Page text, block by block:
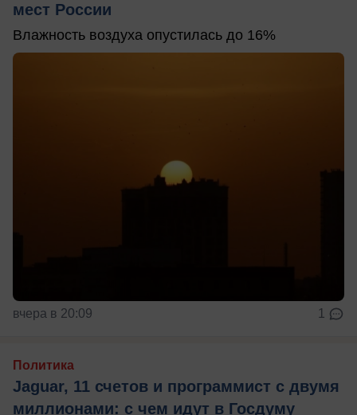
мест России
Влажность воздуха опустилась до 16%
вчера в 20:09 1
Политика
Jaguar, 11 счетов и программист с двумя
миллионами: с чем идут в Госдуму